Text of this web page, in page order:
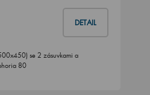
DETAIL
se 2 zásuvkami a
80